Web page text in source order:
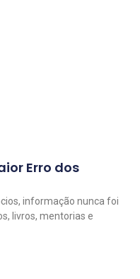
Erro dos
informação nunca foi
livros, mentorias e